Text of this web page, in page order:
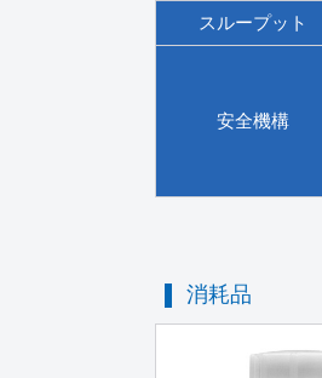
スループット
安全機構
消耗品